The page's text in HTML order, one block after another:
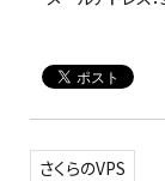
さくらのVPS